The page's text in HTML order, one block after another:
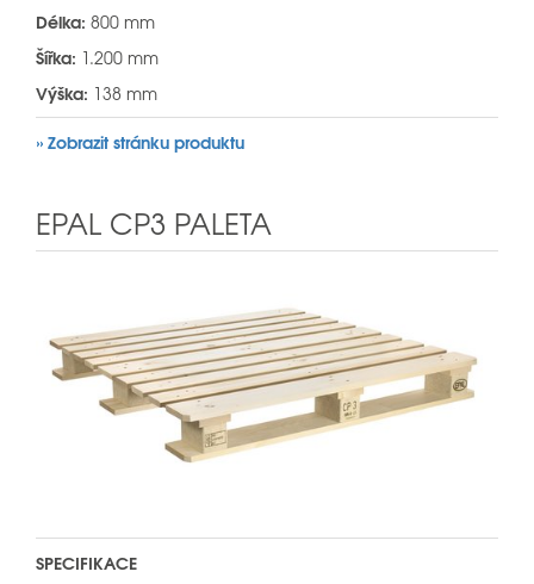
Délka: 800 mm
Šířka: 1.200 mm
Výška: 138 mm
» Zobrazit stránku produktu
EPAL CP3 PALETA
SPECIFIKACE